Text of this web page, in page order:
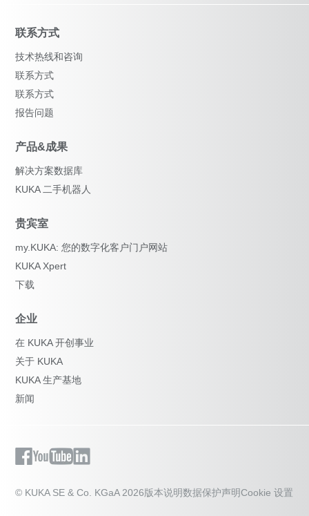
联系方式
技术热线和咨询
联系方式
联系方式
报告问题
产品&成果
解决方案数据库
KUKA 二手机器人
贵宾室
my.KUKA: 您的数字化客户门户网站
KUKA Xpert
下载
企业
在 KUKA 开创事业
关于 KUKA
KUKA 生产基地
新闻
© KUKA SE & Co. KGaA 2026版本说明数据保护声明Cookie 设置